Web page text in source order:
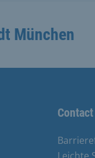
München
Contact